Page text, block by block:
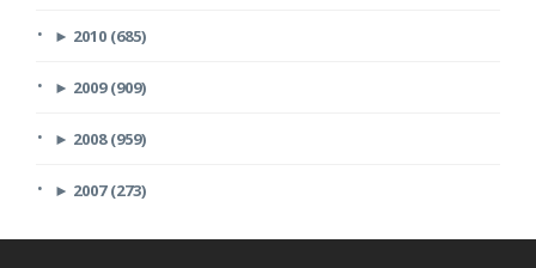
► 2010 (685)
► 2009 (909)
► 2008 (959)
► 2007 (273)